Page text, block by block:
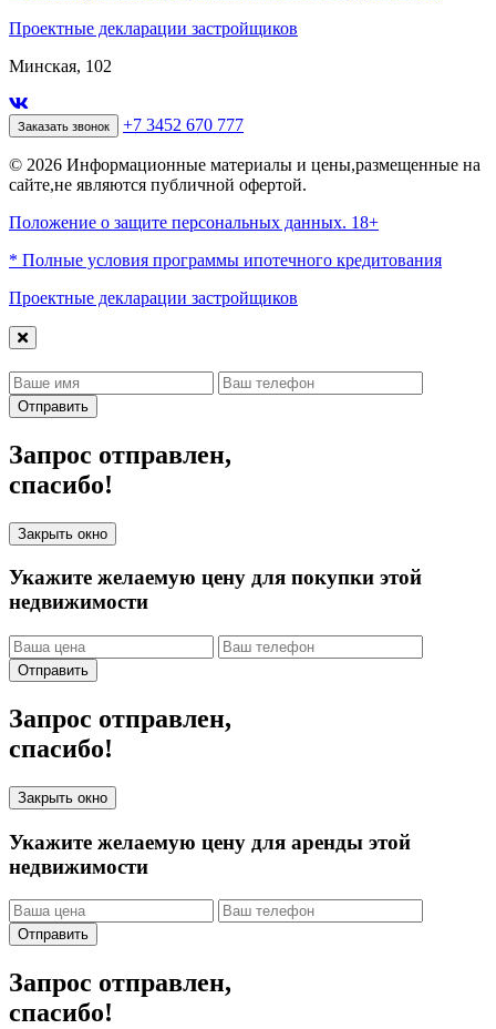
Проектные декларации застройщиков
Минская, 102
Заказать звонок +7 3452 670 777
© 2026 Информационные материалы и цены,размещенные на
сайте,не являются публичной офертой.
Положение о защите персональных данных. 18+
* Полные условия программы ипотечного кредитования
Проектные декларации застройщиков
Отправить
Запрос отправлен,
спасибо!
Закрыть окно
Укажите желаемую цену для покупки этой
недвижимости
Отправить
Запрос отправлен,
спасибо!
Закрыть окно
Укажите желаемую цену для аренды этой
недвижимости
Отправить
Запрос отправлен,
спасибо!